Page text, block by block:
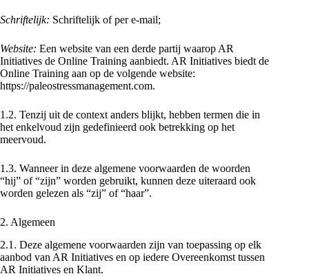
Schriftelijk: Schriftelijk of per e-mail;
Website: Een website van een derde partij waarop AR
Initiatives de Online Training aanbiedt. AR Initiatives biedt de
Online Training aan op de volgende website:
https://paleostressmanagement.com.
1.2. Tenzij uit de context anders blijkt, hebben termen die in
het enkelvoud zijn gedefinieerd ook betrekking op het
meervoud.
1.3. Wanneer in deze algemene voorwaarden de woorden
“hij” of “zijn” worden gebruikt, kunnen deze uiteraard ook
worden gelezen als “zij” of “haar”.
2. Algemeen
2.1. Deze algemene voorwaarden zijn van toepassing op elk
aanbod van AR Initiatives en op iedere Overeenkomst tussen
AR Initiatives en Klant.